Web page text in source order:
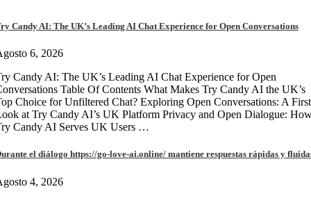
Candy AI: The UK’s Leading AI Chat Experience for Open Conversations
6, 2026
Candy AI: The UK’s Leading AI Chat Experience for Open
Table Of Contents What Makes Try Candy AI the UK’s
Choice for Unfiltered Chat? Exploring Open Conversations: A First
at Try Candy AI’s UK Platform Privacy and Open Dialogue:
Candy AI Serves UK Users …
el diálogo https://go-love-ai.online/ mantiene respuestas rápidas y
4, 2026